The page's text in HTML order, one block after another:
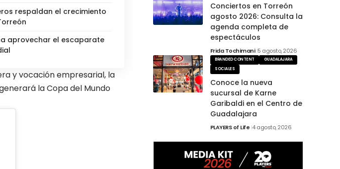
respaldan el crecimiento
aprovechar el escaparate
y vocación empresarial, la
la Copa del Mundo
Conciertos en Torreón
agosto 2026: Consulta la
agenda completa de
espectáculos
Frida Tochimani 5 agosto, 2026
BRANDED CONTENT
GUADALAJARA
SOCIALES
Conoce la nueva
sucursal de Karne
Garibaldi en el Centro de
Guadalajara
PLAYERS of Life 4 agosto, 2026